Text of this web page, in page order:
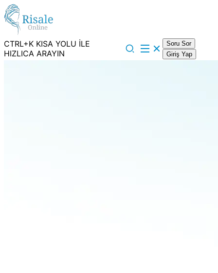
CTRL+K KISA YOLU İLE
HIZLICA ARAYIN
Soru Sor
Giriş Yap